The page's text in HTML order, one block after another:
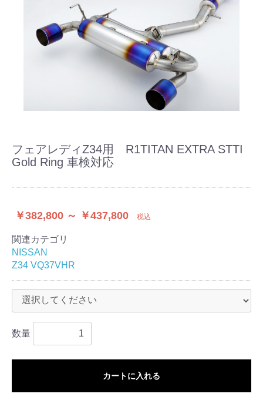
フェアレディZ34用 R1TITAN EXTRA STTI
Gold Ring 車検対応
￥382,800 ～ ￥437,800 税込
関連カテゴリ
NISSAN
Z34 VQ37VHR
数量
カートに入れる